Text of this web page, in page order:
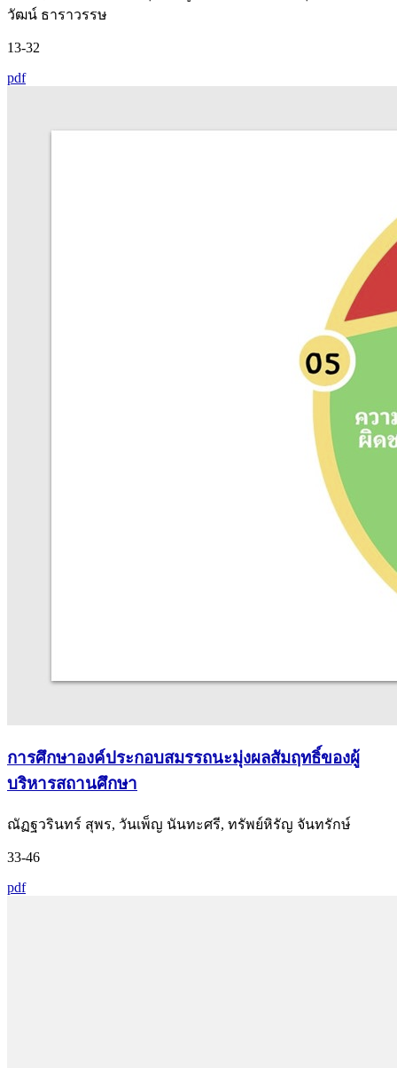
วัฒน์ ธาราวรรษ
13-32
pdf
การศึกษาองค์ประกอบสมรรถนะมุ่งผลสัมฤทธิ์ของผู้
บริหารสถานศึกษา
ณัฏฐวรินทร์ สุพร, วันเพ็ญ นันทะศรี, ทรัพย์หิรัญ จันทรักษ์
33-46
pdf